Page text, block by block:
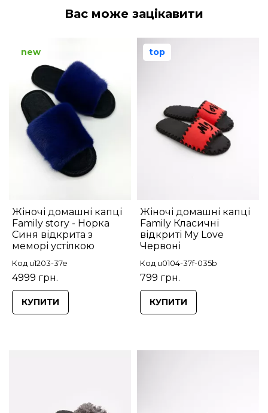
Вас може зацікавити
Жіночі домашні капці
Family story - Норка
Синя відкрита з
меморі устілкою
Код u1203-37e
4999 грн.
new
КУПИТИ
Жіночі домашні капці
Family Класичні
відкриті My Love
Червоні
Код u0104-37f-035b
799 грн.
top
КУПИТИ